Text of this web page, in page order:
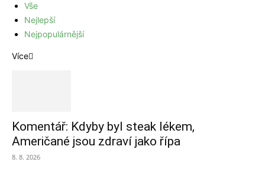
Vše
Nejlepší
Nejpopulárnější
Více
Komentář: Kdyby byl steak lékem,
Američané jsou zdraví jako řípa
8. 8. 2026